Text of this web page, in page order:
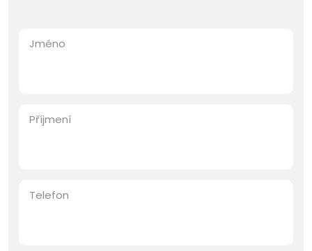
Jméno
Příjmení
Telefon